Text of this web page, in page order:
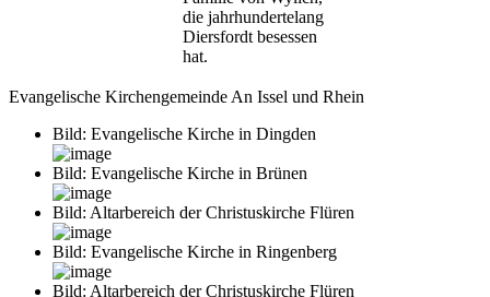
die jahrhundertelang
Diersfordt besessen
hat.
Evangelische Kirchengemeinde An Issel und Rhein
Bild: Evangelische Kirche in Dingden
Bild: Evangelische Kirche in Brünen
Bild: Altarbereich der Christuskirche Flüren
Bild: Evangelische Kirche in Ringenberg
Bild: Altarbereich der Christuskirche Flüren